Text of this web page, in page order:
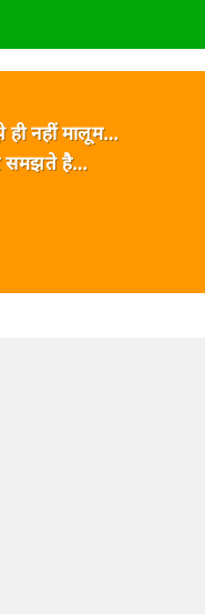
ही नहीं मालूम…
समझते है…